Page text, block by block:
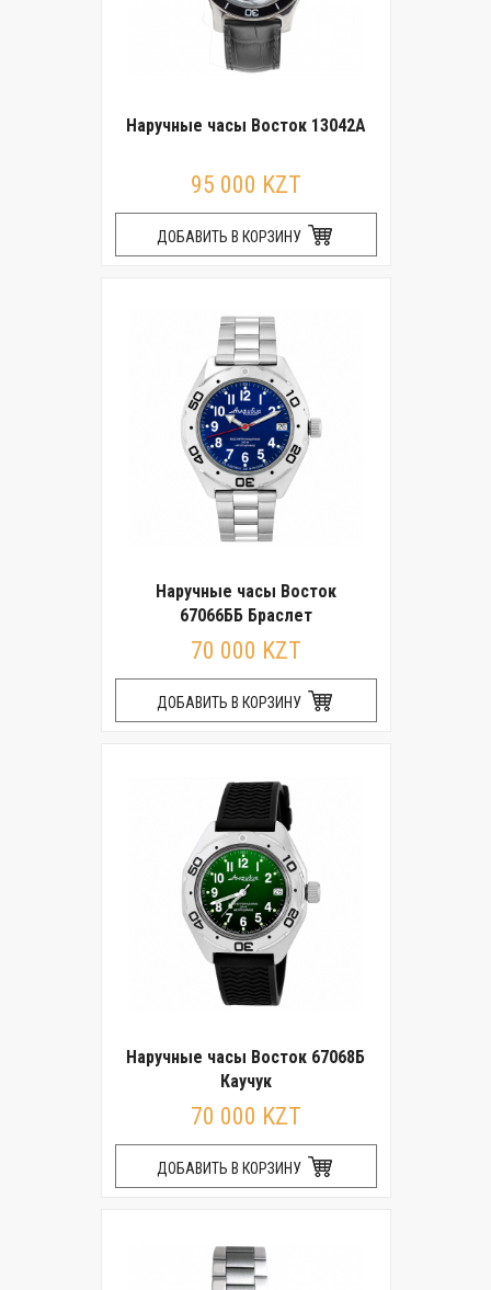
Наручные часы Восток 13042А
95 000 KZT
ДОБАВИТЬ В КОРЗИНУ
Наручные часы Восток
67066ББ Браслет
70 000 KZT
ДОБАВИТЬ В КОРЗИНУ
Наручные часы Восток 67068Б
Каучук
70 000 KZT
ДОБАВИТЬ В КОРЗИНУ